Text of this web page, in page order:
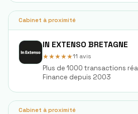
Cabinet à proximité
IN EXTENSO BRETAGNE
★★★★★11 avis
Plus de 1000 transactions
Finance depuis 2003
Cabinet à proximité